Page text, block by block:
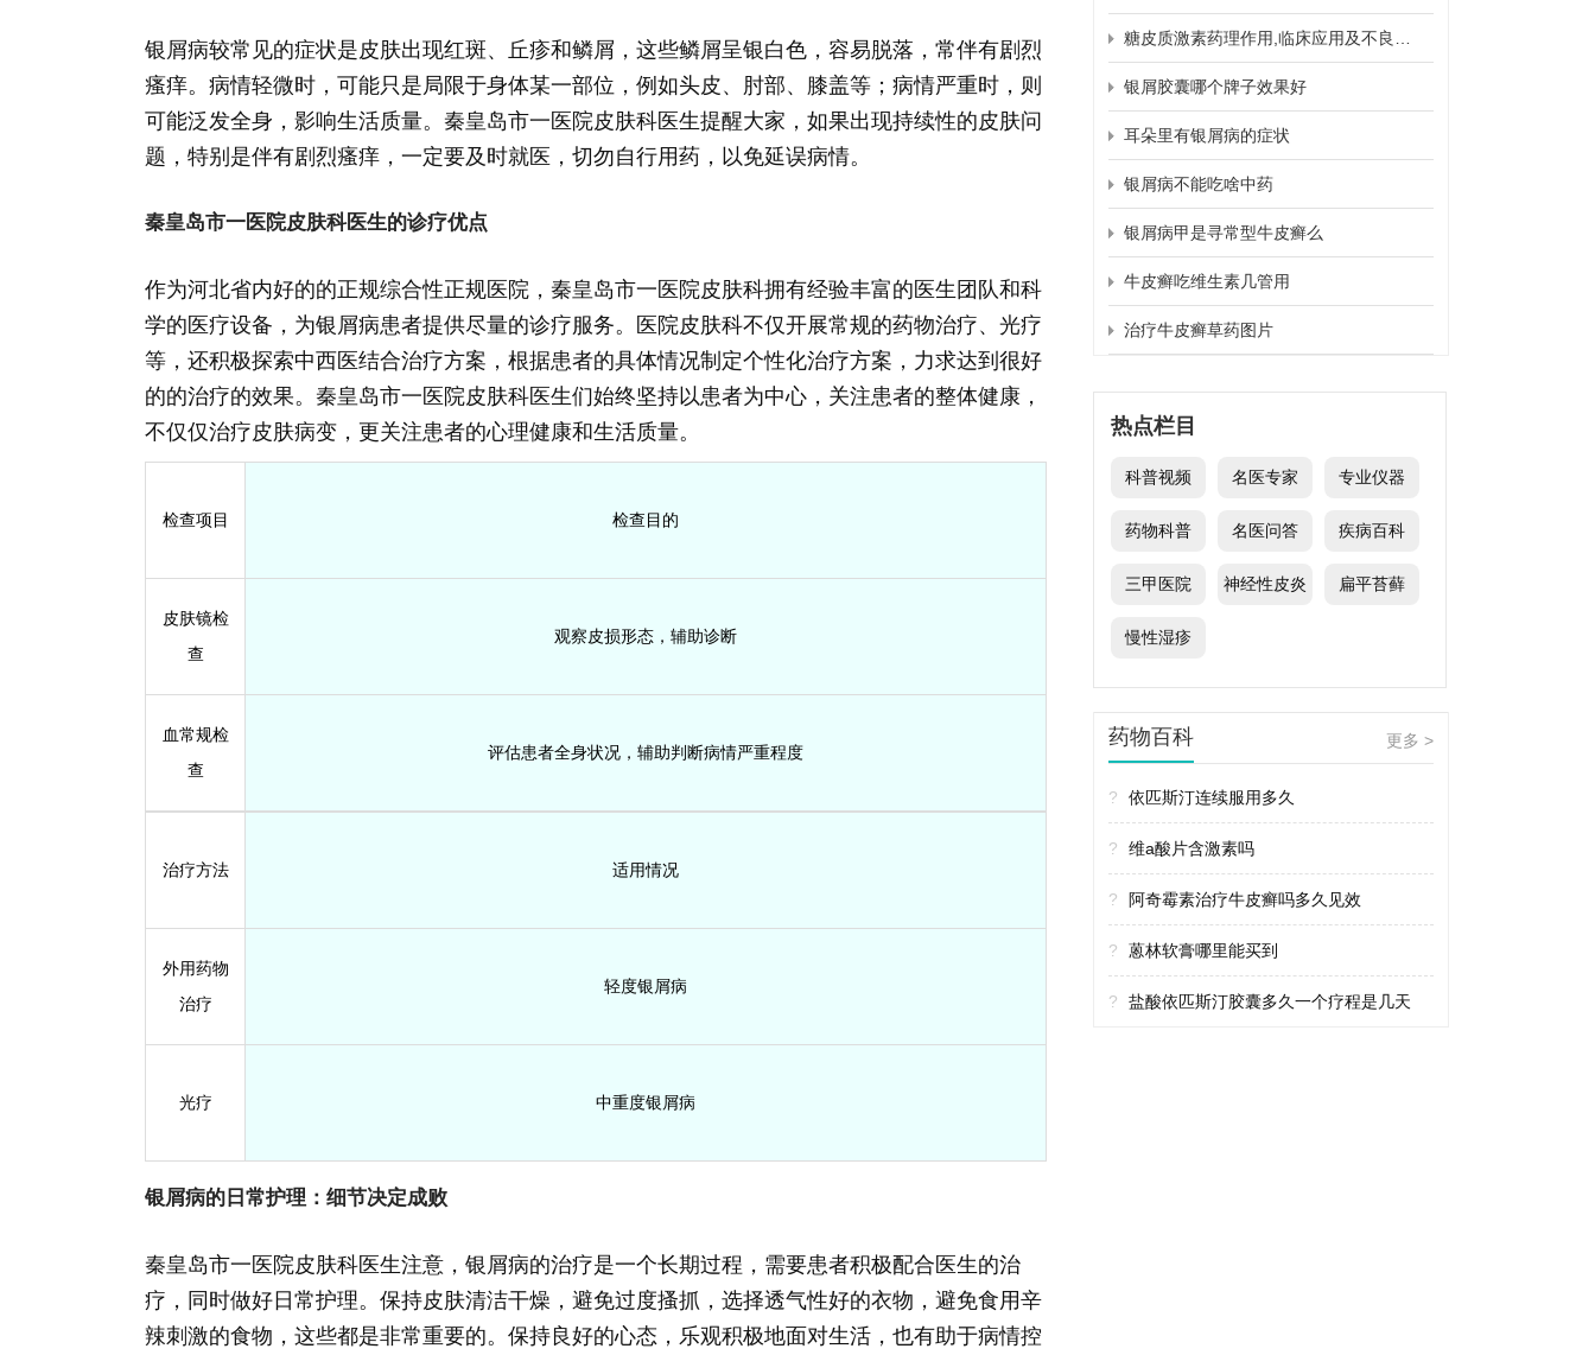
银屑病较常见的症状是皮肤出现红斑、丘疹和鳞屑，这些鳞屑呈银白色，容易脱落，常伴有剧烈
瘙痒。病情轻微时，可能只是局限于身体某一部位，例如头皮、肘部、膝盖等；病情严重时，则
可能泛发全身，影响生活质量。秦皇岛市一医院皮肤科医生提醒大家，如果出现持续性的皮肤问
题，特别是伴有剧烈瘙痒，一定要及时就医，切勿自行用药，以免延误病情。
秦皇岛市一医院皮肤科医生的诊疗优点
作为河北省内好的的正规综合性正规医院，秦皇岛市一医院皮肤科拥有经验丰富的医生团队和科
学的医疗设备，为银屑病患者提供尽量的诊疗服务。医院皮肤科不仅开展常规的药物治疗、光疗
等，还积极探索中西医结合治疗方案，根据患者的具体情况制定个性化治疗方案，力求达到很好
的的治疗的效果。秦皇岛市一医院皮肤科医生们始终坚持以患者为中心，关注患者的整体健康，
不仅仅治疗皮肤病变，更关注患者的心理健康和生活质量。
检查项目 检查目的
皮肤镜检
查
观察皮损形态，辅助诊断
血常规检
查
评估患者全身状况，辅助判断病情严重程度
治疗方法 适用情况
外用药物
治疗
轻度银屑病
光疗 中重度银屑病
银屑病的日常护理：细节决定成败
秦皇岛市一医院皮肤科医生注意，银屑病的治疗是一个长期过程，需要患者积极配合医生的治
疗，同时做好日常护理。保持皮肤清洁干燥，避免过度搔抓，选择透气性好的衣物，避免食用辛
辣刺激的食物，这些都是非常重要的。保持良好的心态，乐观积极地面对生活，也有助于病情控
银屑胶囊哪个牌子效果好
耳朵里有银屑病的症状
银屑病不能吃啥中药
银屑病甲是寻常型牛皮癣么
牛皮癣吃维生素几管用
治疗牛皮癣草药图片
热点栏目
科普视频 名医专家 专业仪器
药物科普 名医问答 疾病百科
三甲医院 神经性皮炎 扁平苔藓
慢性湿疹
药物百科 更多 >
? 依匹斯汀连续服用多久
? 维a酸片含激素吗
? 阿奇霉素治疗牛皮癣吗多久见效
? 蒽林软膏哪里能买到
? 盐酸依匹斯汀胶囊多久一个疗程是几天